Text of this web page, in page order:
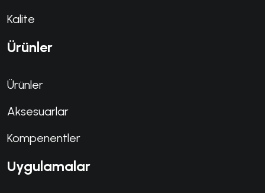
Kalite
Ürünler
Ürünler
Aksesuarlar
Kompenentler
Uygulamalar